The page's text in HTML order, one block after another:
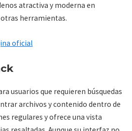
atractiva y moderna en
herramientas.
oficial
usuarios que requieren búsquedas
archivos y contenido dentro de
regulares y ofrece una vista